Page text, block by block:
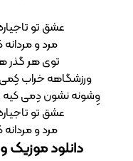
عشق تو
مرد و مردانه
توی هر گذر
ورزشگاهه خراب
وِشونه نشون دِمی کیه
عشق تو
مرد و مردانه
دانلود